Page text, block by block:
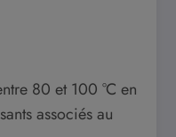
80 et 100 °C en
associés au